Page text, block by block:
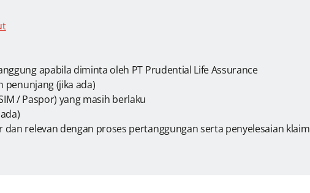
apabila diminta oleh PT Prudential Life Assurance
penunjang (jika ada)
/ Paspor) yang masih berlaku
relevan dengan proses pertanggungan serta penyelesaian klaim